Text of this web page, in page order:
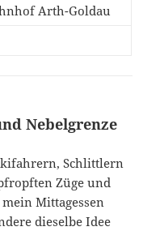
Arth-Goldau
Nebelgrenze
Schlittlern
Züge und
Mittagessen
dieselbe Idee